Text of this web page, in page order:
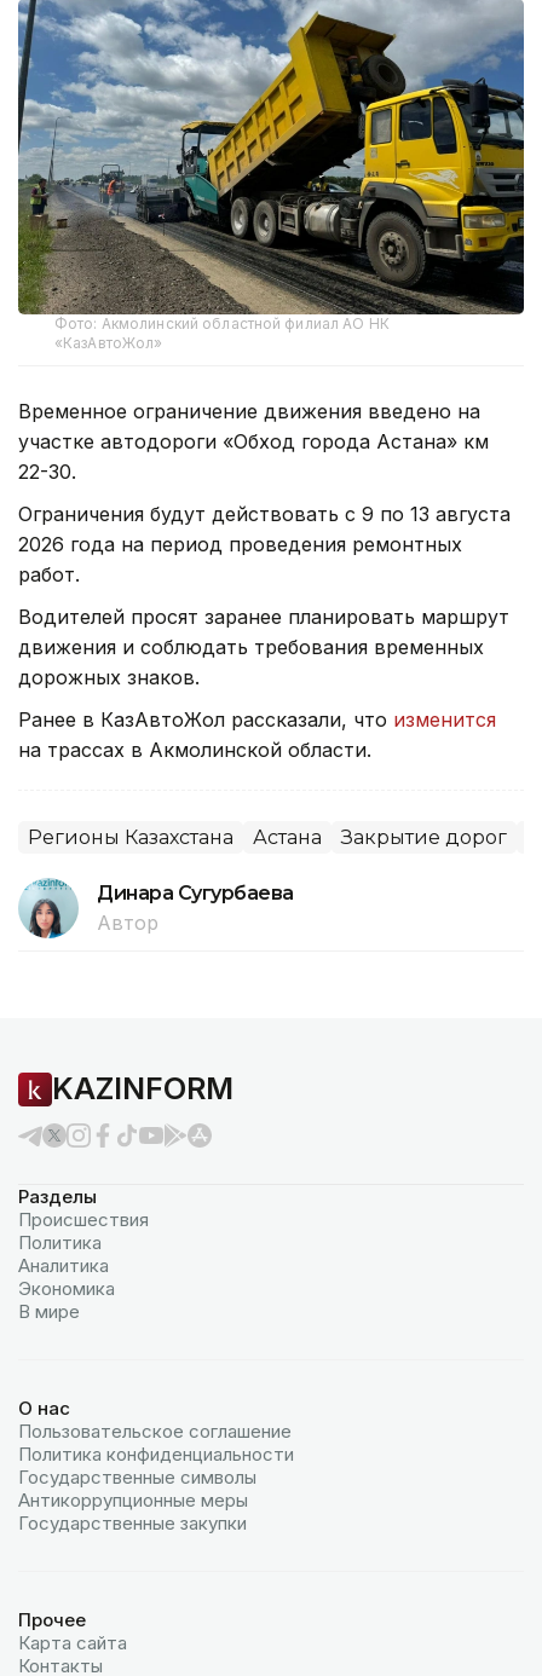
Фото: Акмолинский областной филиал АО НК
«КазАвтоЖол»
Временное ограничение движения введено на
участке автодороги «Обход города Астана» км
22-30.
Ограничения будут действовать с 9 по 13 августа
2026 года на период проведения ремонтных
работ.
Водителей просят заранее планировать маршрут
движения и соблюдать требования временных
дорожных знаков.
Ранее в КазАвтоЖол рассказали, что изменится
на трассах в Акмолинской области.
Регионы Казахстана Астана Закрытие дорог
Динара Сугурбаева
Автор
KAZINFORM
Разделы
Происшествия
Политика
Аналитика
Экономика
В мире
О нас
Пользовательское соглашение
Политика конфиденциальности
Государственные символы
Антикоррупционные меры
Государственные закупки
Прочее
Карта сайта
Контакты